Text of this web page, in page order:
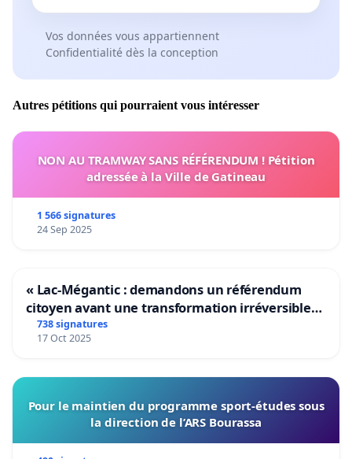
Vos données vous appartiennent
Confidentialité dès la conception
Autres pétitions qui pourraient vous intéresser
NON AU TRAMWAY SANS RÉFÉRENDUM ! Pétition
adressée à la Ville de Gatineau
1 566 signatures
24 Sep 2025
« Lac-Mégantic : demandons un référendum
citoyen avant une transformation irréversible
de notre territoire »
738 signatures
17 Oct 2025
Pour le maintien du programme sport-études sous
la direction de l’ARS Bourassa